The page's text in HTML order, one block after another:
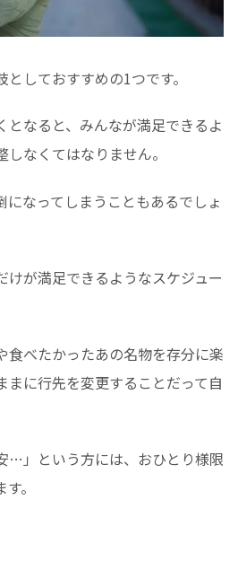
しておすすめの1つです。
となると、みんなが満足できるよ
なくてはなりません。
になってしまうこともあるでしょ
けが満足できるようなスケジュー
食べたかったあの名物を存分に楽
まに行先を変更することだって自
…」という方には、おひとり様限
。